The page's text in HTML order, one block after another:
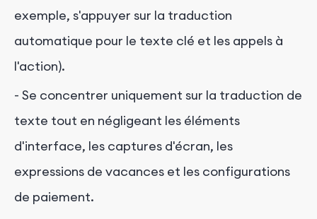
exemple, s'appuyer sur la traduction
automatique pour le texte clé et les appels à
l'action).
- Se concentrer uniquement sur la traduction de
texte tout en négligeant les éléments
d'interface, les captures d'écran, les
expressions de vacances et les configurations
de paiement.